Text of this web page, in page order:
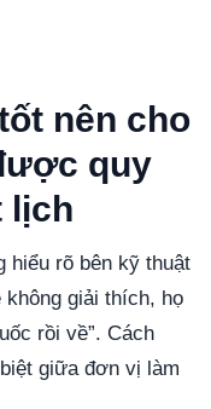
nên cho
quy
lịch
hiểu rõ bên kỹ thuật
giải thích, họ
rồi về”. Cách
giữa đơn vị làm